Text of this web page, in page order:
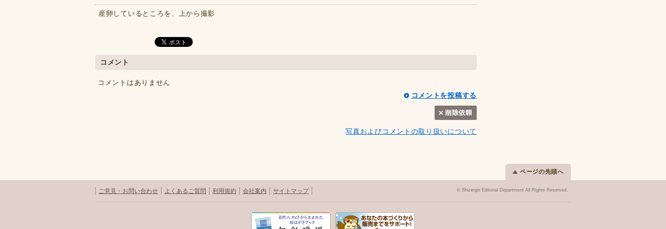
産卵しているところを、上から撮影
コメント
コメントはありません
コメントを投稿する
写真およびコメントの取り扱いについて
ページの先頭へ
ご意見・お問い合わせ よくあるご質問 利用規約 会社案内 サイトマップ © Shizenjin Editorial Department All Rights Reserved.